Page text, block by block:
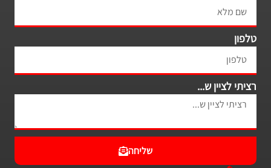
טלפון
רציתי לציין ש...
שליחה